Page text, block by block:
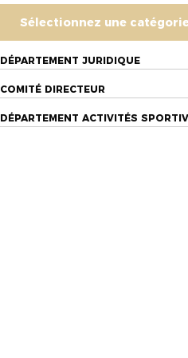
Sélectionnez une
DÉPARTEMENT JURIDIQUE
COMITÉ DIRECTEUR
DÉPARTEMENT ACTIVITÉS